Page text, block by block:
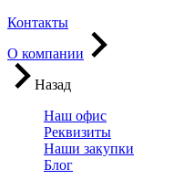
Контакты
О компании
Назад
Наш офис
Реквизиты
Наши закупки
Блог